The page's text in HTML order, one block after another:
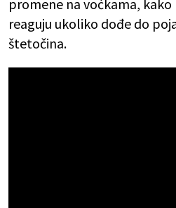
promene na voćkama,
reaguju ukoliko dođe do
štetočina.